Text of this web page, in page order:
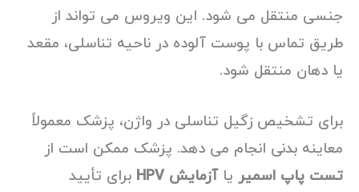
جنسی منتقل می شود. این ویروس می تواند از
طریق تماس با پوست آلوده در ناحیه تناسلی، مقعد
یا دهان منتقل شود.
برای تشخیص زگیل تناسلی در واژن، پزشک معمولاً
معاینه بدنی انجام می دهد. پزشک ممکن است از
تست پاپ اسمیر یاآزمایش HPV
برای تأیید